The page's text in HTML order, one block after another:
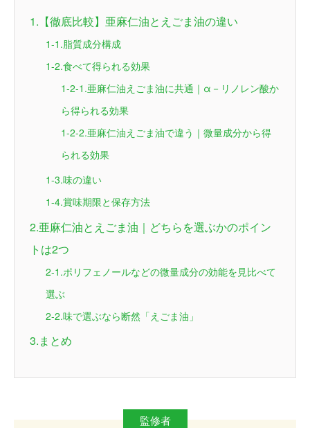
1.【徹底比較】亜麻仁油とえごま油の違い
1-1.脂質成分構成
1-2.食べて得られる効果
1-2-1.亜麻仁油えごま油に共通｜α－リノレン酸か
ら得られる効果
1-2-2.亜麻仁油えごま油で違う｜微量成分から得
られる効果
1-3.味の違い
1-4.賞味期限と保存方法
2.亜麻仁油とえごま油｜どちらを選ぶかのポイン
トは2つ
2-1.ポリフェノールなどの微量成分の効能を見比べて
選ぶ
2-2.味で選ぶなら断然「えごま油」
3.まとめ